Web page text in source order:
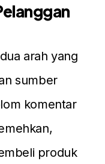
arah yang
sumber
komentar
produk